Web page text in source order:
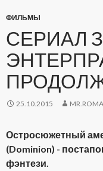
ФИЛЬМЫ
СЕРИАЛ
25.10.2015
Остросюжетный
(Dominion) -
фэнтези.